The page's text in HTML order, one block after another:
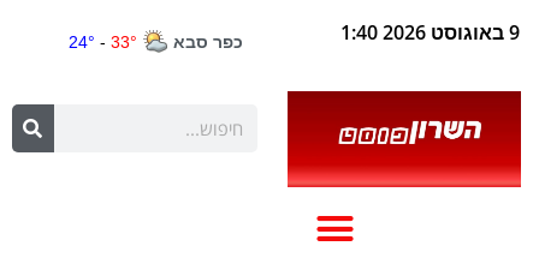
9 באוגוסט 2026 1:40